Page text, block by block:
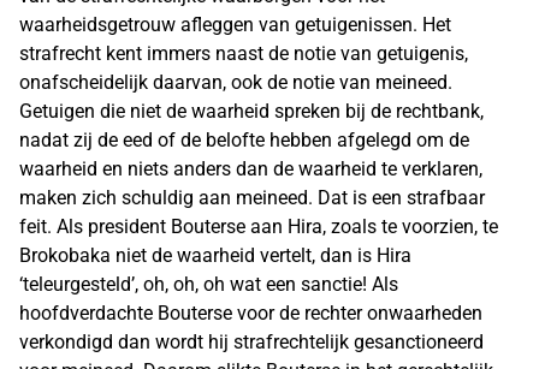
waarheidsgetrouw afleggen van getuigenissen. Het
strafrecht kent immers naast de notie van getuigenis,
onafscheidelijk daarvan, ook de notie van meineed.
Getuigen die niet de waarheid spreken bij de rechtbank,
nadat zij de eed of de belofte hebben afgelegd om de
waarheid en niets anders dan de waarheid te verklaren,
maken zich schuldig aan meineed. Dat is een strafbaar
feit. Als president Bouterse aan Hira, zoals te voorzien, te
Brokobaka niet de waarheid vertelt, dan is Hira
‘teleurgesteld’, oh, oh, oh wat een sanctie! Als
hoofdverdachte Bouterse voor de rechter onwaarheden
verkondigd dan wordt hij strafrechtelijk gesanctioneerd